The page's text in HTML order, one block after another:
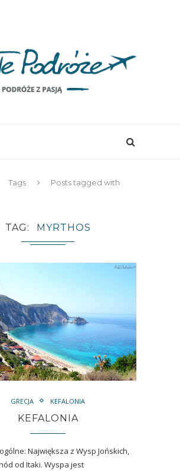
Tags
Posts tagged with
TAG MYRTHOS
GRECJA KEFALONIA
KEFALONIA
Największa z Wysp Jońskich,
od Itaki. Wyspa jest